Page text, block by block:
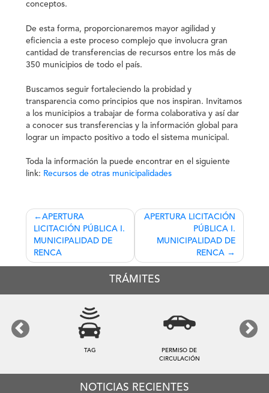
conceptos.
De esta forma, proporcionaremos mayor agilidad y
eficiencia a este proceso complejo que involucra gran
cantidad de transferencias de recursos entre los más de
350 municipios de todo el país.
Buscamos seguir fortaleciendo la probidad y
transparencia como principios que nos inspiran. Invitamos
a los municipios a trabajar de forma colaborativa y así dar
a conocer sus transferencias y la información global para
lograr un impacto positivo a todo el sistema municipal.
Toda la información la puede encontrar en el siguiente
link: Recursos de otras municipalidades
Navegación
de
entradas
APERTURA
LICITACIÓN PÚBLICA I.
MUNICIPALIDAD DE
RENCA
APERTURA LICITACIÓN
PÚBLICA I.
MUNICIPALIDAD DE
RENCA
TRÁMITES
TAG
PERMISO DE
CIRCULACIÓN
Previous Next
NOTICIAS RECIENTES